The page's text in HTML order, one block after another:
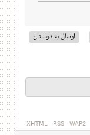
ارسال به دوستان
XHTML RSS WAP2